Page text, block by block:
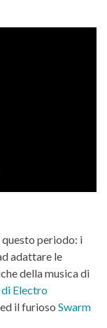
periodo: i
adattare le
della musica di
Electro
il furioso Swarm